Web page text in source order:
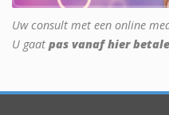
Uw consult met een online
U gaat pas vanaf hier